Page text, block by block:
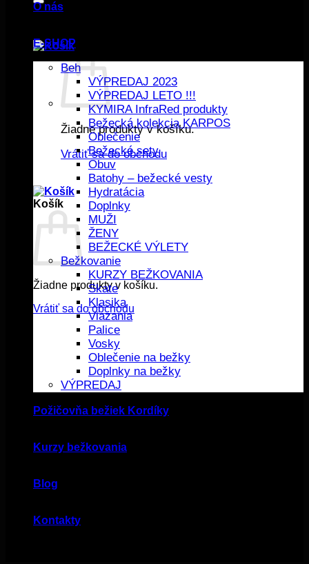
Žiadne produkty v košíku.
Vrátiť sa do obchodu
Košík
Žiadne produkty v košíku.
Vrátiť sa do obchodu
O nás
E-SHOP
Beh
VÝPREDAJ 2023
VÝPREDAJ LETO !!!
KYMIRA InfraRed produkty
Bežecká kolekcia KARPOS
Oblečenie
Bežecké sety
Obuv
Batohy – bežecké vesty
Hydratácia
Doplnky
MUŽI
ŽENY
BEŽECKÉ VÝLETY
Bežkovanie
KURZY BEŽKOVANIA
Skate
Klasika
Viazania
Palice
Vosky
Oblečenie na bežky
Doplnky na bežky
VÝPREDAJ
Požičovňa bežiek Kordíky
Kurzy bežkovania
Blog
Kontakty